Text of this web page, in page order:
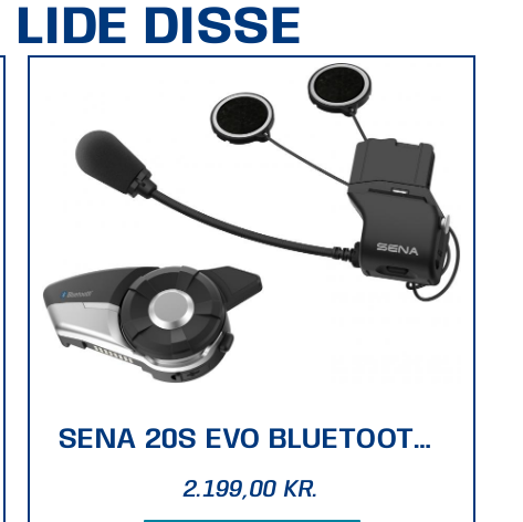
DISSE
SENA 20S EVO BLUETOOTH HEADSET - NO FM
2.199,00KR.